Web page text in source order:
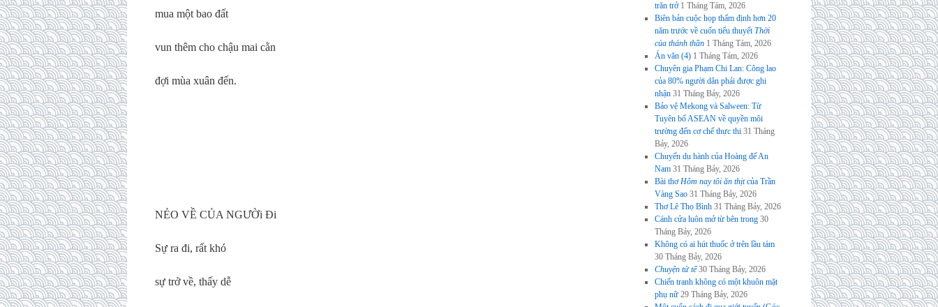
mua một bao đất
vun thêm cho chậu mai cằn
đợi mùa xuân đến.
NẺO VỀ CỦA NGƯỜi Đi
Sự ra đi, rất khó
sự trở về, thấy dễ
trăn trở 1 Tháng Tám, 2026
Biên bản cuộc họp thẩm định hơn 20
năm trước về cuốn tiểu thuyếtThời
của thánh thần 1 Tháng Tám, 2026
Án văn (4) 1 Tháng Tám, 2026
Chuyên gia Phạm Chi Lan: Công lao
của 80% người dân phải được ghi
nhận 31 Tháng Bảy, 2026
Bảo vệ Mekong và Salween: Từ
Tuyên bố ASEAN về quyền môi
trường đến cơ chế thực thi 31 Tháng
Bảy, 2026
Chuyến du hành của Hoàng đế An
Nam 31 Tháng Bảy, 2026
Bài thơHôm nay tôi ăn thịtcủa Trần
Vàng Sao 31 Tháng Bảy, 2026
Thơ Lê Thọ Bình 31 Tháng Bảy, 2026
Cánh cửa luôn mở từ bên trong 30
Tháng Bảy, 2026
Không có ai hút thuốc ở trên lầu tám
30 Tháng Bảy, 2026
Chuyện tử tế 30 Tháng Bảy, 2026
Chiến tranh không có một khuôn mặt
phụ nữ 29 Tháng Bảy, 2026